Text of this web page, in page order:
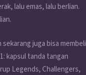
lalu emas, lalu berlian.
juga bisa membeli
kapsul tanda tangan
Legends, Challengers,